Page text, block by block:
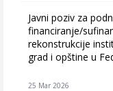
Javni poziv za
financiranje/
rekonstrukcije
grad i opštine u
25 Mar 2026